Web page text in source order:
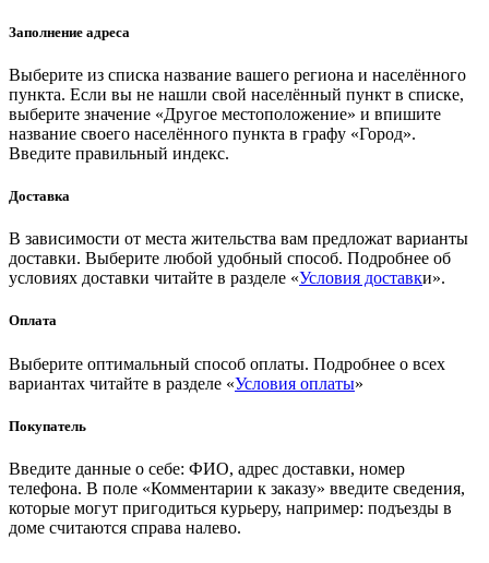
Заполнение адреса
Выберите из списка название вашего региона и населённого
пункта. Если вы не нашли свой населённый пункт в списке,
выберите значение «Другое местоположение» и впишите
название своего населённого пункта в графу «Город».
Введите правильный индекс.
Доставка
В зависимости от места жительства вам предложат варианты
доставки. Выберите любой удобный способ. Подробнее об
условиях доставки читайте в разделе «Условия доставки».
Оплата
Выберите оптимальный способ оплаты. Подробнее о всех
вариантах читайте в разделе «Условия оплаты»
Покупатель
Введите данные о себе: ФИО, адрес доставки, номер
телефона. В поле «Комментарии к заказу» введите сведения,
которые могут пригодиться курьеру, например: подъезды в
доме считаются справа налево.